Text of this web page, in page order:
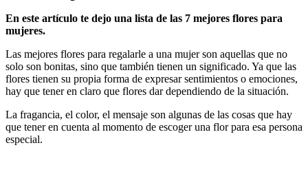
En este artículo te dejo una lista de las 7 mejores flores para
mujeres.
Las mejores flores para regalarle a una mujer son aquellas que no
solo son bonitas, sino que también tienen un significado. Ya que las
flores tienen su propia forma de expresar sentimientos o emociones,
hay que tener en claro que flores dar dependiendo de la situación.
La fragancia, el color, el mensaje son algunas de las cosas que hay
que tener en cuenta al momento de escoger una flor para esa persona
especial.